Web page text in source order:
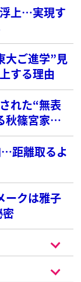
上…実現す
ご進学”見
する理由
れた“無表
秋篠宮家の
距離取るよ
クは雅子